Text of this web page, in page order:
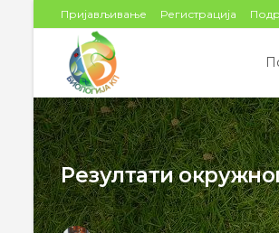
Пријављивање Регистрација
Резултати